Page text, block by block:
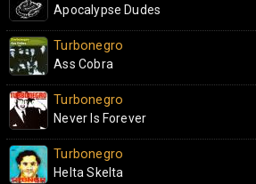
Apocalypse Dudes
Turbonegro
Ass Cobra
Turbonegro
Never Is Forever
Turbonegro
Helta Skelta